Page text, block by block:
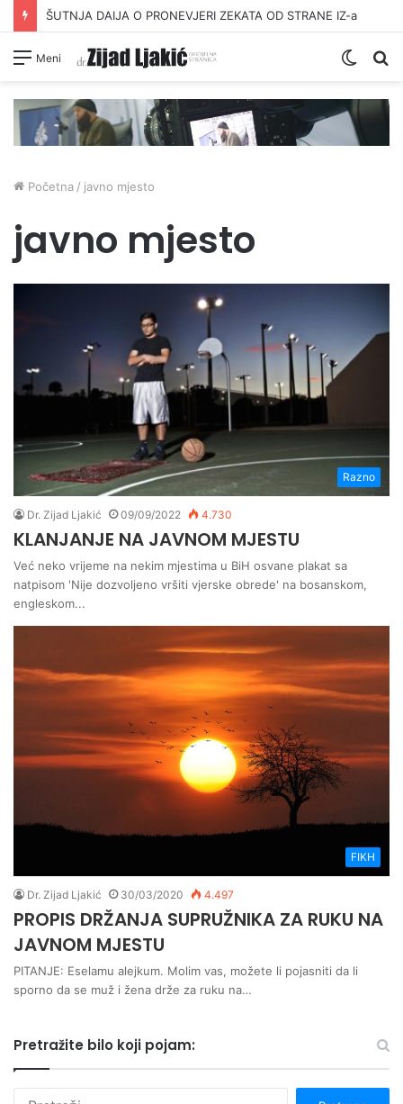
ŠUTNJA DAIJA O PRONEVJERI ZEKATA OD STRANE IZ-a
Meni
Switch
Početna / javno mjesto
javno mjesto
Razno
Dr. Zijad Ljakić 09/09/2022 4.730
KLANJANJE NA JAVNOM MJESTU
Već neko vrijeme na nekim mjestima u BiH osvane plakat sa
natpisom 'Nije dozvoljeno vršiti vjerske obrede' na bosanskom,
engleskom...
FIKH
Dr. Zijad Ljakić 30/03/2020 4.497
PROPIS DRŽANJA SUPRUŽNIKA ZA RUKU NA
JAVNOM MJESTU
PITANJE: Eselamu alejkum. Molim vas, možete li pojasniti da li
sporno da se muž i žena drže za ruku na…
Pretražite bilo koji pojam: